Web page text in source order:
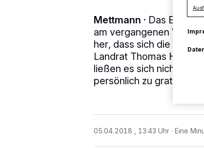
Mettmann · Das
am vergangenen
her, dass sich die
Landrat Thomas
ließen es sich nicht
persönlich zu gratulieren.
05.04.2018 , 13:43 Uhr Eine